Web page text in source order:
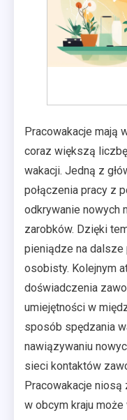
Pracowakacje mają
coraz większą
wakacji. Jedną z
połączenia pracy z
odkrywanie nowych
zarobków. Dzięki
pieniądze na
osobisty. Kolejnym
doświadczenia
umiejętności w
sposób spędzania
nawiązywaniu
sieci kontaktów
Pracowakacje
w obcym kraju